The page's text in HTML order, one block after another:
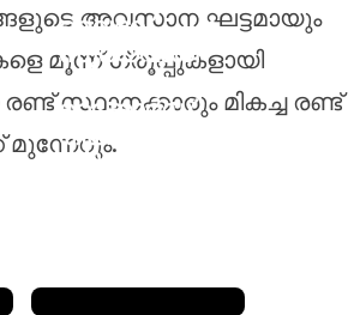
അവസാന ഘട്ടമായും
മൂന്ന് ഗ്രൂപ്പുകളായി
സ്ഥാനക്കാരും മികച്ച രണ്ട്
മുന്നേറും.
വൈഭവ്
സൂര്യവംശി
എന്റെ
റെക്കോർഡ്
തകർക്കും;
ചരിത്രനേട്ട